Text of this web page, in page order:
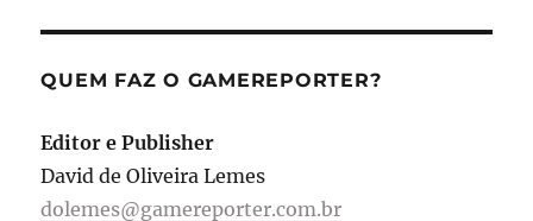
QUEM FAZ O GAMEREPORTER?
Editor e Publisher
David de Oliveira Lemes
dolemes@gamereporter.com.br